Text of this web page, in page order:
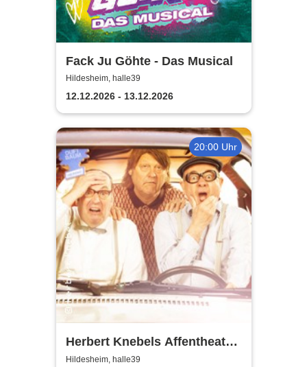
Fack Ju Göhte - Das Musical
Hildesheim, halle39
12.12.2026 - 13.12.2026
20:00 Uhr
Herbert Knebels Affentheater
- Voll Karacho!
Hildesheim, halle39